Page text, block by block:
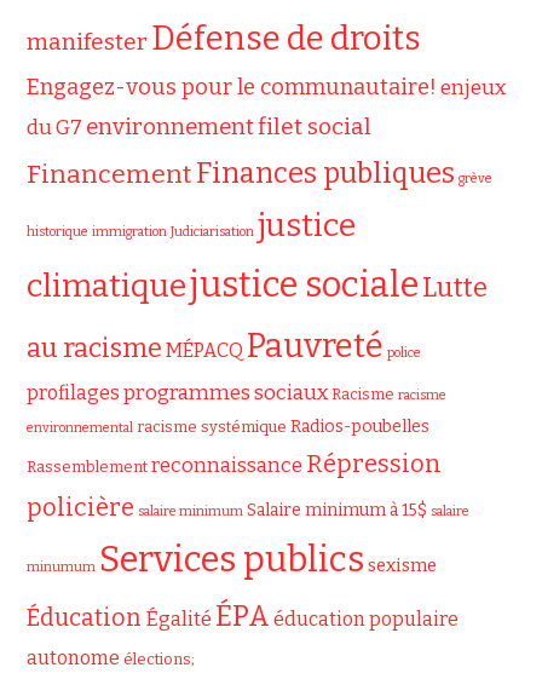
manifester Défense de droits
Engagez-vous pour le communautaire! enjeux
du G7 environnementfilet social
FinancementFinances publiques grève
historique immigration Judiciarisation justice
climatiquejustice socialeLutte
au racisme MÉPACQ Pauvreté police
profilages programmes sociaux Racisme racisme
environnemental racisme systémique Radios-poubelles
Rassemblement reconnaissance Répression
policière salaire minimum Salaire minimum à 15$ salaire
minumum Services publics sexisme
Éducation Égalité ÉPA éducation populaire
autonome élections;